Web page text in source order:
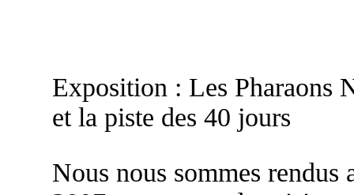
Exposition : Les Pharaons
et la piste des 40 jours
Nous nous sommes rendus